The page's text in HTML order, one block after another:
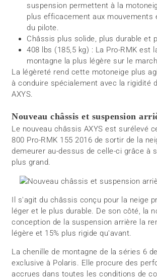
suspension permettent à la
plus efficacement aux mouvements
du pilote.
Châssis plus solide, plus durable et
408 lbs (185,5 kg) : La Pro-RMK est
montagne la plus légère sur le
La légèreté rend cette motoneige plus
à conduire spécialement avec la rigidité
AXYS.
Nouveau châssis et suspension
Le nouveau châssis AXYS est surélevé
800 Pro-RMK 155 2016 de sortir de la
demeurer au-dessus de celle-ci grâce à
plus grand.
Il s'agit du châssis conçu pour la neige
léger et le plus durable. De son côté, la
conception de la suspension arrière la
légère et 15% plus rigide qu'avant.
La chenille de montagne de la séries 6
exclusive à Polaris. Elle procure des
accrues dans toutes les conditions de